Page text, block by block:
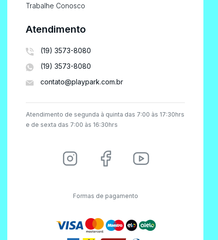
Trabalhe Conosco
Atendimento
(19) 3573-8080
(19) 3573-8080
contato@playpark.com.br
Atendimento de segunda à quinta das 7:00 às 17:30hrs
e de sexta das 7:00 às 16:30hrs
Formas de pagamento